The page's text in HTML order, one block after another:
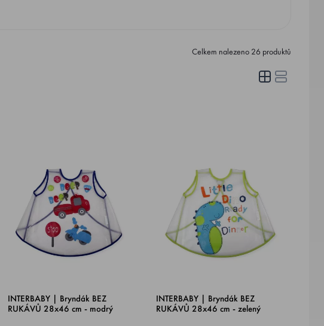
Celkem nalezeno 26 produktů
INTERBABY | Bryndák BEZ
RUKÁVŮ 28x46 cm - modrý
INTERBABY | Bryndák BEZ
RUKÁVŮ 28x46 cm - zelený